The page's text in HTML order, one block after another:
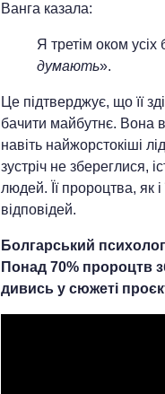
Ванга казала:
Я третім оком
думають».
Це підтверджує, що її
бачити майбутнє. Вона
навіть найжорстокіші
зустріч не збереглися,
людей. Її пророцтва, як
відповідей.
Болгарський
Понад 70% пророцтв
дивись у сюжеті